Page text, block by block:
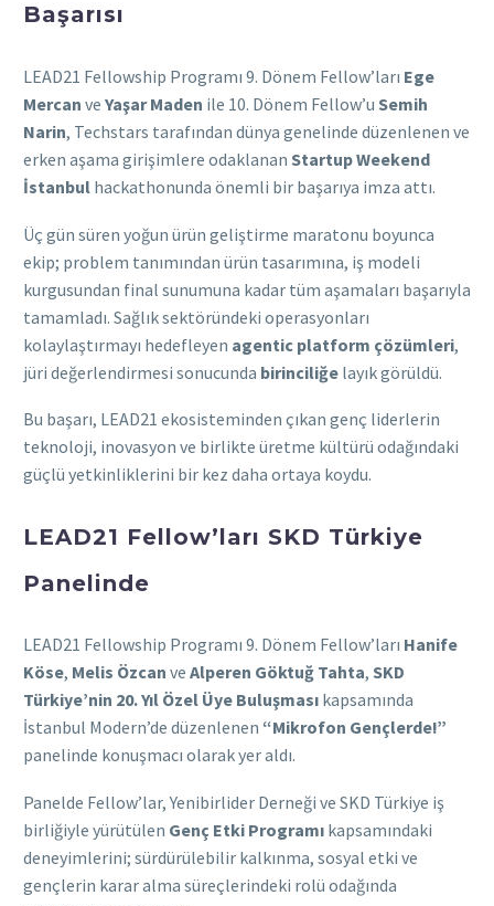
Başarısı
LEAD21 Fellowship Programı 9. Dönem Fellow’ları Ege
Mercan ve Yaşar Maden ile 10. Dönem Fellow’u Semih
Narin, Techstars tarafından dünya genelinde düzenlenen ve
erken aşama girişimlere odaklanan Startup Weekend
İstanbul hackathonunda önemli bir başarıya imza attı.
Üç gün süren yoğun ürün geliştirme maratonu boyunca
ekip; problem tanımından ürün tasarımına, iş modeli
kurgusundan final sunumuna kadar tüm aşamaları başarıyla
tamamladı. Sağlık sektöründeki operasyonları
kolaylaştırmayı hedefleyen agentic platform çözümleri,
jüri değerlendirmesi sonucunda birinciliğe layık görüldü.
Bu başarı, LEAD21 ekosisteminden çıkan genç liderlerin
teknoloji, inovasyon ve birlikte üretme kültürü odağındaki
güçlü yetkinliklerini bir kez daha ortaya koydu.
LEAD21 Fellow’ları SKD Türkiye
Panelinde
LEAD21 Fellowship Programı 9. Dönem Fellow’ları Hanife
Köse, Melis Özcan ve Alperen Göktuğ Tahta, SKD
Türkiye’nin 20. Yıl Özel Üye Buluşması kapsamında
İstanbul Modern’de düzenlenen “Mikrofon Gençlerde!”
panelinde konuşmacı olarak yer aldı.
Panelde Fellow’lar, Yenibirlider Derneği ve SKD Türkiye iş
birliğiyle yürütülen Genç Etki Programı kapsamındaki
deneyimlerini; sürdürülebilir kalkınma, sosyal etki ve
gençlerin karar alma süreçlerindeki rolü odağında